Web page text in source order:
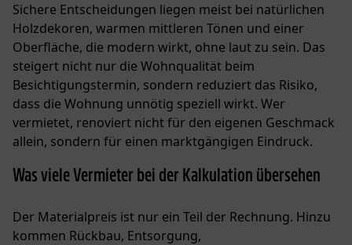
Sichere Entscheidungen liegen meist bei natürlichen
Holzdekoren, warmen mittleren Tönen und einer
Oberfläche, die modern wirkt, ohne laut zu sein. Das
steigert nicht nur die Wohnqualität beim
Besichtigungstermin, sondern reduziert das Risiko,
dass die Wohnung unnötig speziell wirkt. Wer
vermietet, renoviert nicht für den eigenen Geschmack
allein, sondern für einen marktgängigen Eindruck.
Was viele Vermieter bei der Kalkulation übersehen
Der Materialpreis ist nur ein Teil der Rechnung. Hinzu
kommen Rückbau, Entsorgung,